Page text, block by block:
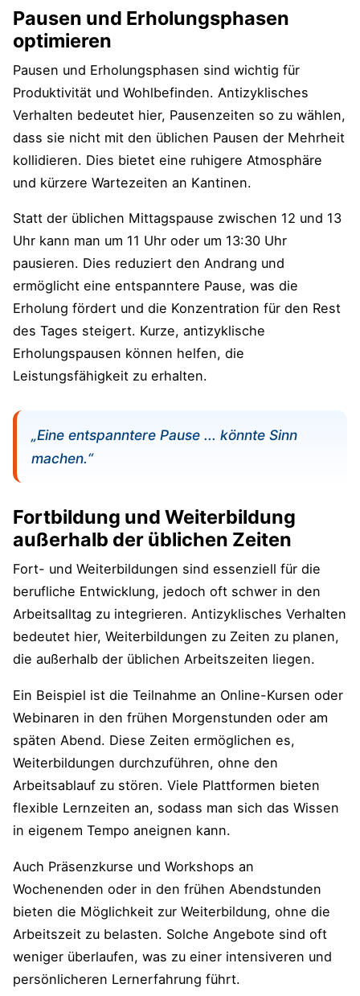
Pausen und Erholungsphasen
optimieren
Pausen und Erholungsphasen sind wichtig für
Produktivität und Wohlbefinden. Antizyklisches
Verhalten bedeutet hier, Pausenzeiten so zu wählen,
dass sie nicht mit den üblichen Pausen der Mehrheit
kollidieren. Dies bietet eine ruhigere Atmosphäre
und kürzere Wartezeiten an Kantinen.
Statt der üblichen Mittagspause zwischen 12 und 13
Uhr kann man um 11 Uhr oder um 13:30 Uhr
pausieren. Dies reduziert den Andrang und
ermöglicht eine entspanntere Pause, was die
Erholung fördert und die Konzentration für den Rest
des Tages steigert. Kurze, antizyklische
Erholungspausen können helfen, die
Leistungsfähigkeit zu erhalten.
„Eine entspanntere Pause ... könnte Sinn
machen.“
Fortbildung und Weiterbildung
außerhalb der üblichen Zeiten
Fort- und Weiterbildungen sind essenziell für die
berufliche Entwicklung, jedoch oft schwer in den
Arbeitsalltag zu integrieren. Antizyklisches Verhalten
bedeutet hier, Weiterbildungen zu Zeiten zu planen,
die außerhalb der üblichen Arbeitszeiten liegen.
Ein Beispiel ist die Teilnahme an Online-Kursen oder
Webinaren in den frühen Morgenstunden oder am
späten Abend. Diese Zeiten ermöglichen es,
Weiterbildungen durchzuführen, ohne den
Arbeitsablauf zu stören. Viele Plattformen bieten
flexible Lernzeiten an, sodass man sich das Wissen
in eigenem Tempo aneignen kann.
Auch Präsenzkurse und Workshops an
Wochenenden oder in den frühen Abendstunden
bieten die Möglichkeit zur Weiterbildung, ohne die
Arbeitszeit zu belasten. Solche Angebote sind oft
weniger überlaufen, was zu einer intensiveren und
persönlicheren Lernerfahrung führt.